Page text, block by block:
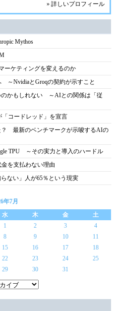
» 詳しいプロフィール
Mythos
マーケティングを変えるのか
～NvidiaとGroqの契約が示すこと
かもしれない ～AIとの関係は「従
コードレッド」を宣言
？ 最新のベンチマークが示唆するAIの
TPU ～その実力と導入のハードル
金を支払わない理由
ない」人が65％という現実
年7月
水 木 金
土
1
2 3
4
8 9 10
11
15 16 17
18
22 23 24
25
29 30 31